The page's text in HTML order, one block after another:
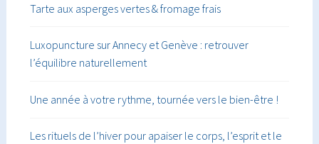
Tarte aux asperges vertes & fromage frais
Luxopuncture sur Annecy et Genève : retrouver
l’équilibre naturellement
Une année à votre rythme, tournée vers le bien-être !
Les rituels de l’hiver pour apaiser le corps, l’esprit et le